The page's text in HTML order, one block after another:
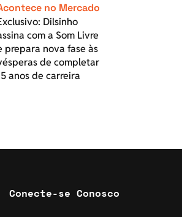
no Mercado
Dilsinho
com a Som Livre
prepara nova fase às
de completar
anos de carreira
Conecte-se Conosco